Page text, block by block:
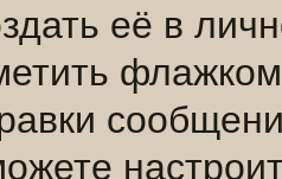
её в